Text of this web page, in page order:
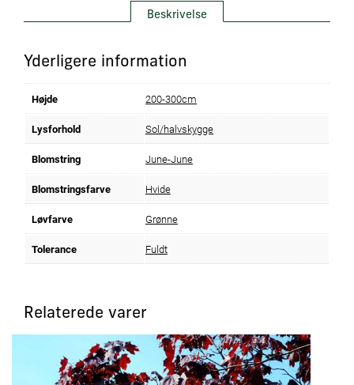
Beskrivelse
Yderligere information
Højde 200-300cm
Lysforhold Sol/halvskygge
Blomstring June-June
Blomstringsfarve Hvide
Løvfarve Grønne
Tolerance Fuldt
Relaterede varer